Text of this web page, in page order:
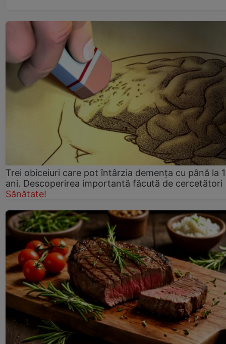
Trei obiceiuri care pot întârzia demența cu până la
ani. Descoperirea importantă făcută de cercetători
Sănătate!